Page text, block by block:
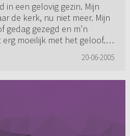
in een gelovig gezin. Mijn
de kerk, nu niet meer. Mijn
gedag gezegd en m’n
moeilijk met het geloof.
20-06-2005